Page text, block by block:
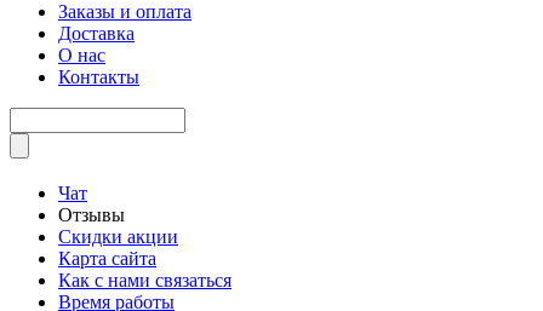
Заказы и оплата
Доставка
О нас
Контакты
Чат
Отзывы
Скидки акции
Карта сайта
Как с нами связаться
Время работы